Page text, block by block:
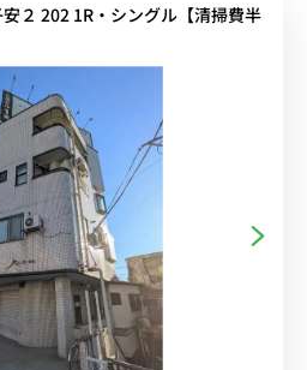
２ 202 1R・シングル【清掃費半